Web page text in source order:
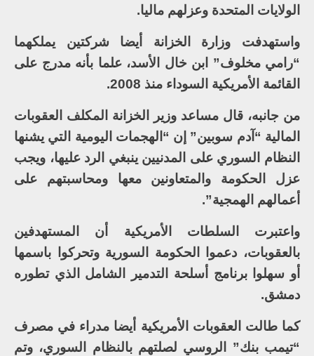
الولايات المتحدة وعزلهم ماليا.
واستهدفت وزارة الخزانة أيضا شركتين يملكهما
“رامي مخلوف” ابن خال الأسد، علما بأنه مدرج على
القائمة الأمريكية السوداء منذ 2008.
من جانبه، قال مساعد وزير الخزانة المكلف العقوبات
المالية “آدم سوبين” إن “الهجمات اليومية التي يشنها
النظام السوري على المدنيين ينبغي الرد عليها، ويجب
عزل الحكومة والمتعاونين معها ومحاسبتهم على
أعمالهم الهمجية”.
واعتبرت السلطات الأمريكية أن المستهدفين
بالعقوبات، دعموا الحكومة السورية وتحركوا باسمها
أو سهلوا برنامج أسلحة التدمير الشامل الذي تطوره
دمشق.
كما طالت العقوبات الأمريكية أيضا مدراء في مصرف
“تيمب بنك” الروسي لصلتهم بالنظام السوري، وتم